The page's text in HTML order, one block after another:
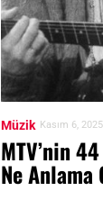
Müzik Kasım 6, 2025
MTV’nin
Ne